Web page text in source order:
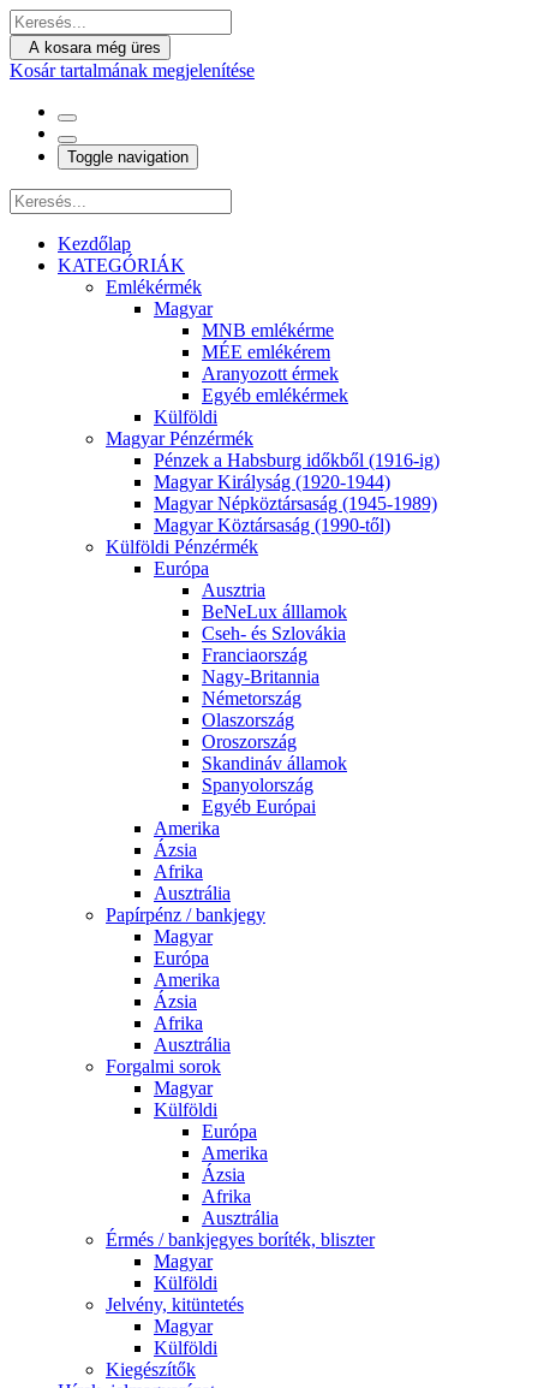
A kosara még üres
Kosár tartalmának megjelenítése
Toggle navigation
Kezdőlap
KATEGÓRIÁK
Emlékérmék
Magyar
MNB emlékérme
MÉE emlékérem
Aranyozott érmek
Egyéb emlékérmek
Külföldi
Magyar Pénzérmék
Pénzek a Habsburg időkből (1916-ig)
Magyar Királyság (1920-1944)
Magyar Népköztársaság (1945-1989)
Magyar Köztársaság (1990-től)
Külföldi Pénzérmék
Európa
Ausztria
BeNeLux álllamok
Cseh- és Szlovákia
Franciaország
Nagy-Britannia
Németország
Olaszország
Oroszország
Skandináv államok
Spanyolország
Egyéb Európai
Amerika
Ázsia
Afrika
Ausztrália
Papírpénz / bankjegy
Magyar
Európa
Amerika
Ázsia
Afrika
Ausztrália
Forgalmi sorok
Magyar
Külföldi
Európa
Amerika
Ázsia
Afrika
Ausztrália
Érmés / bankjegyes boríték, bliszter
Magyar
Külföldi
Jelvény, kitüntetés
Magyar
Külföldi
Kiegészítők